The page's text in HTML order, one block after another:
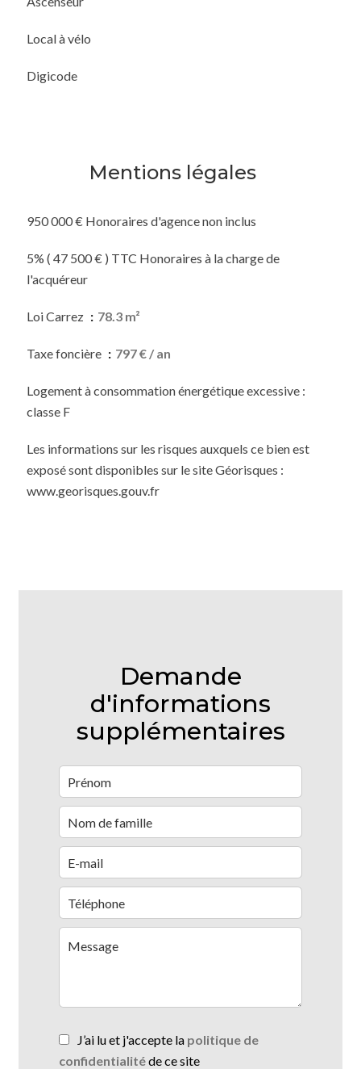
Local à vélo
Digicode
Mentions légales
950 000 € Honoraires d'agence non inclus
5% ( 47 500 € ) TTC Honoraires à la charge de
l'acquéreur
Loi Carrez 78.3 m²
Taxe foncière 797 € / an
Logement à consommation énergétique excessive :
classe F
Les informations sur les risques auxquels ce bien est
exposé sont disponibles sur le site Géorisques :
www.georisques.gouv.fr
Demande
d'informations
supplémentaires
J’ai lu et j'accepte la politique de
confidentialitéde ce site